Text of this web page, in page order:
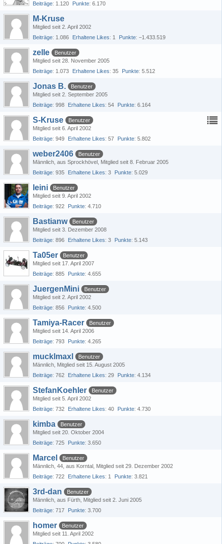
Beiträge 1.120 Punkte 6.170
M-Kruse
Mitglied seit 2. April 2002
Beiträge 1.086 Erhaltene Likes 1 Punkte −1.433.519
zelle
Benutzer
Mitglied seit 28. November 2005
Beiträge 1.073 Erhaltene Likes 35 Punkte 5.512
Jonas B.
Benutzer
Mitglied seit 2. September 2005
Beiträge 998 Erhaltene Likes 54 Punkte 6.164
S-Kruse
Benutzer
Mitglied seit 6. April 2002
Beiträge 949 Erhaltene Likes 57 Punkte 5.802
weber2406
Benutzer
Männlich aus Sprockhövel Mitglied seit 8. Februar 2005
Beiträge 935 Erhaltene Likes 3 Punkte 5.029
leini
Benutzer
Mitglied seit 9. April 2002
Beiträge 922 Punkte 4.710
Bastianw
Benutzer
Mitglied seit 3. Dezember 2008
Beiträge 896 Erhaltene Likes 3 Punkte 5.143
Ta05er
Benutzer
Mitglied seit 17. April 2007
Beiträge 885 Punkte 4.655
JuergenMini
Benutzer
Mitglied seit 2. April 2002
Beiträge 856 Punkte 4.500
Tamiya-Racer
Benutzer
Mitglied seit 14. April 2006
Beiträge 793 Punkte 4.265
mucklmaxl
Benutzer
Männlich Mitglied seit 15. August 2005
Beiträge 762 Erhaltene Likes 29 Punkte 4.134
StefanKoehler
Benutzer
Mitglied seit 5. April 2002
Beiträge 732 Erhaltene Likes 40 Punkte 4.730
kimba
Benutzer
Mitglied seit 20. Oktober 2004
Beiträge 725 Punkte 3.650
Marcel
Benutzer
Männlich 44 aus Korntal Mitglied seit 29. Dezember 2002
Beiträge 722 Erhaltene Likes 1 Punkte 3.821
3rd-dan
Benutzer
Männlich aus Fürth Mitglied seit 2. Juni 2005
Beiträge 717 Punkte 3.700
homer
Benutzer
Mitglied seit 11. April 2002